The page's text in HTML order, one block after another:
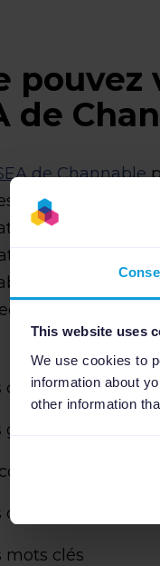
This website uses
We use cookies to
information about
other information
pouvez
de
de Channable
flux produits.
produits
produits
Vous pouvez
l’outil SEA :
campagnes
groupes
campagnes
mots clés